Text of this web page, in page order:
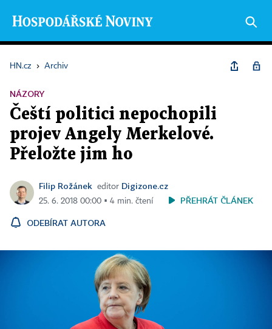
HN.cz › Archiv
NÁZORY
Čeští politici nepochopili
projev Angely Merkelové.
Přeložte jim ho
Filip Rožánek editor Digizone.cz
25. 6. 2018 00:00 ▪ 4 min. čtení PŘEHRÁT ČLÁNEK
ODEBÍRAT AUTORA